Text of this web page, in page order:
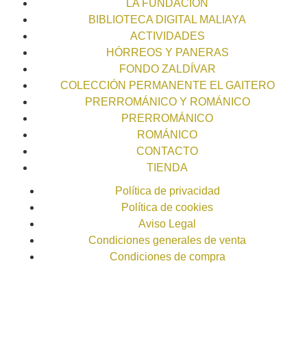
LA FUNDACIÓN
BIBLIOTECA DIGITAL MALIAYA
ACTIVIDADES
HÓRREOS Y PANERAS
FONDO ZALDÍVAR
COLECCIÓN PERMANENTE EL GAITERO
PRERROMÁNICO Y ROMÁNICO
PRERROMÁNICO
ROMÁNICO
CONTACTO
TIENDA
Política de privacidad
Política de cookies
Aviso Legal
Condiciones generales de venta
Condiciones de compra